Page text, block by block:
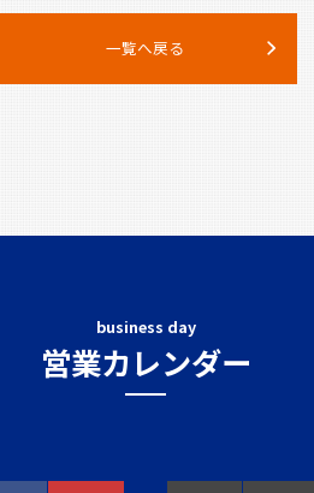
一覧へ戻る
business day
営業カレンダー